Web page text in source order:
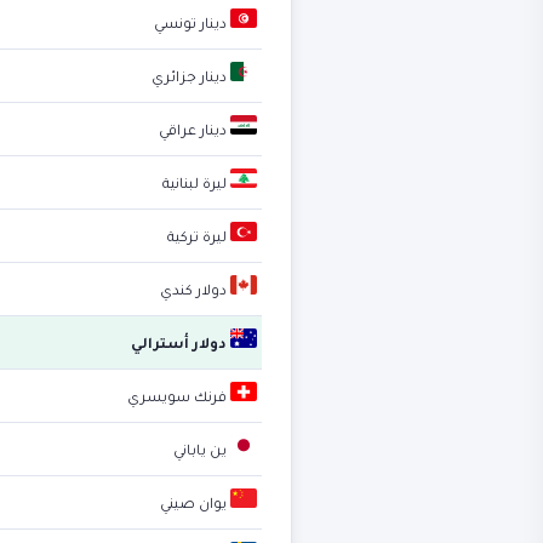
دينار تونسي
دينار جزائري
دينار عراقي
ليرة لبنانية
ليرة تركية
دولار كندي
دولار أسترالي
فرنك سويسري
ين ياباني
يوان صيني